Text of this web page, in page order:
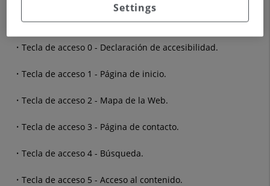
ATAJOS DE TECLADO
En esta Web están definidas las siguientes teclas:
Tecla de acceso 0 - Declaración de accesibilidad.
Tecla de acceso 1 - Página de inicio.
Tecla de acceso 2 - Mapa de la Web.
Tecla de acceso 3 - Página de contacto.
Tecla de acceso 4 - Búsqueda.
Tecla de acceso 5 - Acceso al contenido.
Settings